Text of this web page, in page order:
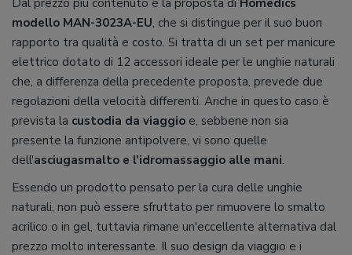
modello MAN-3023A-EU, che si distingue per il suo buon
rapporto tra qualità e costo. Si tratta di un set per manicure
elettrico dotato di 12 accessori ideale per le unghie naturali
che, a differenza della precedente proposta, prevede due
regolazioni della velocità differenti. Anche in questo caso è
prevista la custodia da viaggio e, sebbene non sia
presente la funzione antipolvere, vi sono quelle
dell'asciugasmalto e l'idromassaggio alle mani.
Essendo un prodotto pensato per la cura delle unghie
naturali, non può essere sfruttato per rimuovere lo smalto
acrilico o in gel, tuttavia rimane un'eccellente alternativa dal
prezzo molto interessante. Il suo design da viaggio e i